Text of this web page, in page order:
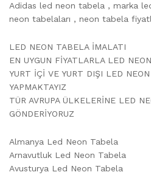
Adidas led neon tabela , marka
neon tabelaları , neon tabela
LED NEON TABELA İMALATI
EN UYGUN FİYATLARLA LED
YURT İÇİ VE YURT DIŞI LED
YAPMAKTAYIZ
TÜR AVRUPA ÜLKELERİNE LED
GÖNDERİYORUZ
Almanya Led Neon Tabela
Arnavutluk Led Neon Tabela
Avusturya Led Neon Tabela